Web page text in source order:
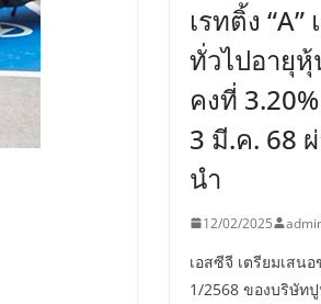
เรทติ้ง
ทั่วไปอายุหุ้
คงที่
3 มี.ค. 68
นำ
12/02/2025
เอสซีจี เตรียมเสน
1/2568 ของบริษัท